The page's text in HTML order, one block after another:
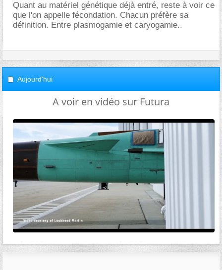
Quant au matériel génétique déjà entré, reste à voir ce
que l'on appelle fécondation. Chacun préfère sa
définition. Entre plasmogamie et caryogamie..
Aujourd'hui
A voir en vidéo sur Futura